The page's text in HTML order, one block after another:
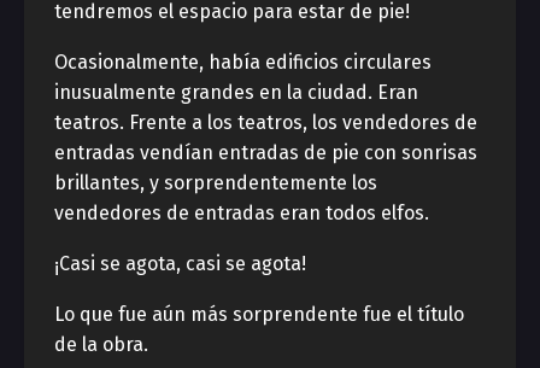
tendremos el espacio para estar de pie!
Ocasionalmente, había edificios circulares
inusualmente grandes en la ciudad. Eran
teatros. Frente a los teatros, los vendedores de
entradas vendían entradas de pie con sonrisas
brillantes, y sorprendentemente los
vendedores de entradas eran todos elfos.
¡Casi se agota, casi se agota!
Lo que fue aún más sorprendente fue el título
de la obra.